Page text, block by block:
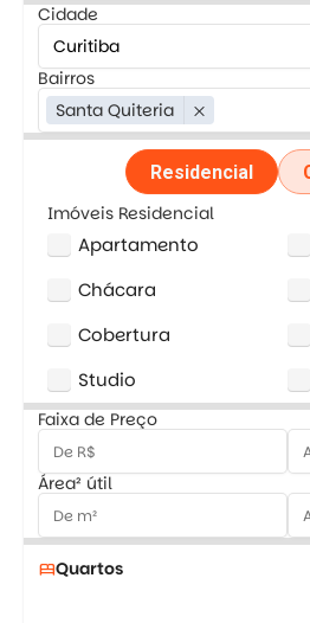
Cidade
Bairros
Santa Quiteria
close
Residencial
Imóveis Residencial
Apartamento
Chácara
Cobertura
Studio
Faixa de Preço
Área² útil
bedQuartos